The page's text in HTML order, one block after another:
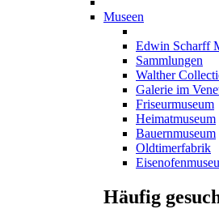
Museen
Edwin Scharff
Sammlungen
Walther
Galerie im
Friseurmuseum
Heimatmuseum
Bauernmuseum
Oldtimerfabrik
Häufig